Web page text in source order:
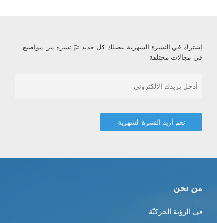
إشترك في النشرة الشهرية ليصلك كل جديد تمّ نشره من مواضيع
في مجالات مختلفة
من نحن
في الرؤية الحركيّة